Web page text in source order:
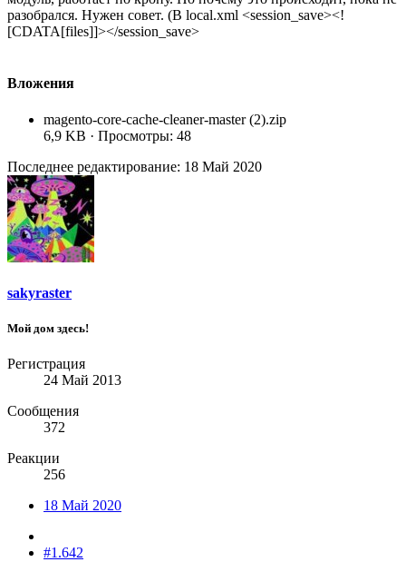
разобрался. Нужен совет. (В local.xml <session_save><!
[CDATA[files]]></session_save>
Вложения
magento-core-cache-cleaner-master (2).zip
6,9 KB · Просмотры: 48
Последнее редактирование: 18 Май 2020
sakyraster
Мой дом здесь!
Регистрация
24 Май 2013
Сообщения
372
Реакции
256
18 Май 2020
#1.642